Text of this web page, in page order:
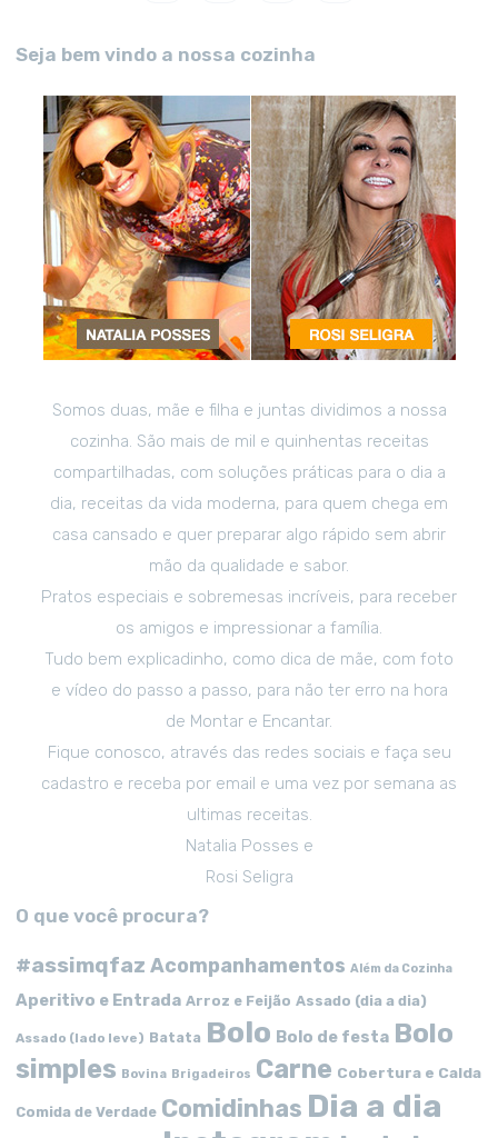
Seja bem vindo a nossa cozinha
Somos duas, mãe e filha e juntas dividimos a nossa
cozinha. São mais de mil e quinhentas receitas
compartilhadas, com soluções práticas para o dia a
dia, receitas da vida moderna, para quem chega em
casa cansado e quer preparar algo rápido sem abrir
mão da qualidade e sabor.
Pratos especiais e sobremesas incríveis, para receber
os amigos e impressionar a família.
Tudo bem explicadinho, como dica de mãe, com foto
e vídeo do passo a passo, para não ter erro na hora
de Montar e Encantar.
Fique conosco, através das redes sociais e faça seu
cadastro e receba por email e uma vez por semana as
ultimas receitas.
Natalia Posses e
Rosi Seligra
O que você procura?
#assimqfaz Acompanhamentos Além da Cozinha
Aperitivo e Entrada Arroz e Feijão Assado (dia a dia)
Assado (lado leve) Batata Bolo Bolo de festa Bolo
simples Bovina Brigadeiros Carne Cobertura e Calda
Comida de Verdade Comidinhas Dia a dia